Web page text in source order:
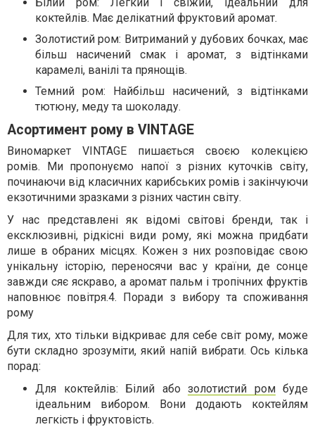
коктейлів. Має делікатний фруктовий аромат.
Золотистий ром: Витриманий у дубових бочках, має
більш насичений смак і аромат, з відтінками
карамелі, ванілі та прянощів.
Темний ром: Найбільш насичений, з відтінками
тютюну, меду та шоколаду.
Асортимент рому в VINTAGE
Виномаркет VINTAGE пишається своєю колекцією
ромів. Ми пропонуємо напої з різних куточків світу,
починаючи від класичних карибських ромів і закінчуючи
екзотичними зразками з різних частин світу.
У нас представлені як відомі світові бренди, так і
ексклюзивні, рідкісні види рому, які можна придбати
лише в обраних місцях. Кожен з них розповідає свою
унікальну історію, переносячи вас у країни, де сонце
завжди сяє яскраво, а аромат пальм і тропічних фруктів
наповнює повітря.4. Поради з вибору та споживання
рому
Для тих, хто тільки відкриває для себе світ рому, може
бути складно зрозуміти, який напій вибрати. Ось кілька
порад:
Для коктейлів: Білий або золотистий ромбуде
ідеальним вибором. Вони додають коктейлям
легкість і фруктовість.